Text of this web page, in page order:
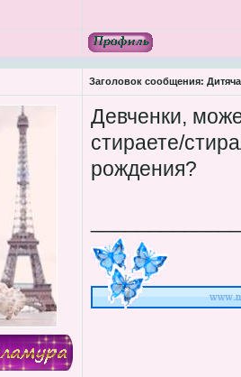
Заголовок сообщения:
Девченки,
стираете/
рождения?